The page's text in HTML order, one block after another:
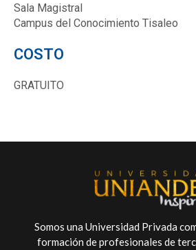
Sala Magistral
Campus del Conocimiento Tisaleo
COSTO
GRATUITO
Somos una Universidad Privada
formación de profesionales de